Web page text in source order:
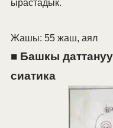
ырастадык.
Жашы: 55 жаш, аял
■ Башкы
сиатика